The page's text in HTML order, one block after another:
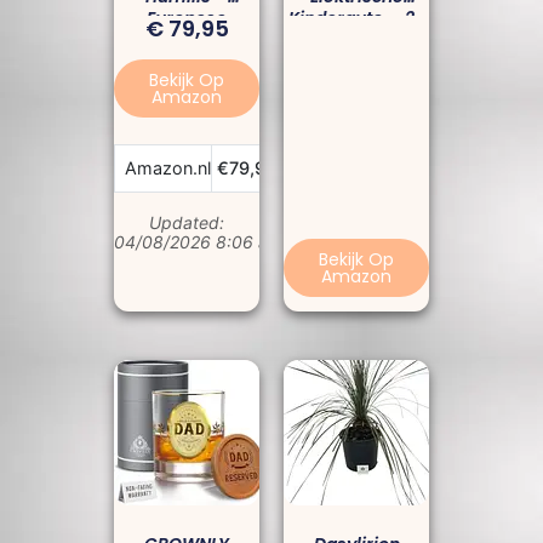
Europese
Dwergpalm –
150–170 Cm
Hoog –
Winterhard –
Trendyplants
€79,95
Bekijk Op
Amazon
Amazon.nl €79,95
Updated:
04/08/2026 8:06 am
Kinderauto – 2-
Bekijk Op
Amazon